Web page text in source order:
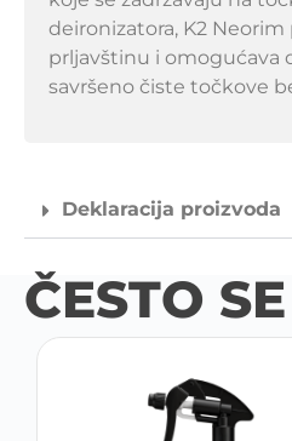
deironizatora, K2
prljavštinu i omogućava
savršeno čiste točkove
Deklaracija proizvoda
ČESTO